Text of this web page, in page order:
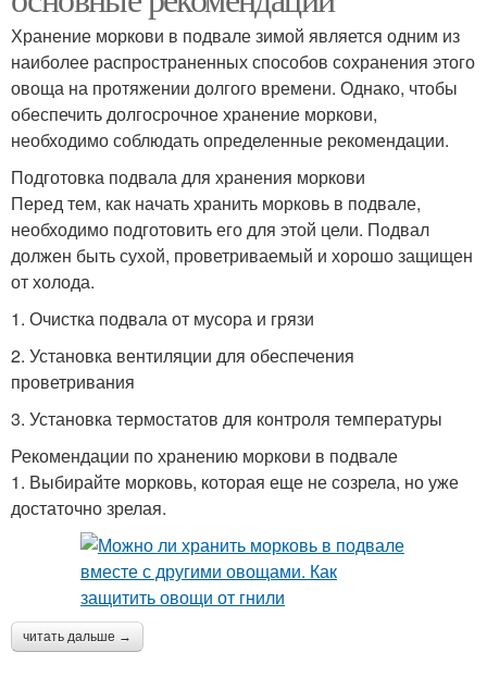
Хранение моркови в подвале зимой является одним из
наиболее распространенных способов сохранения этого
овоща на протяжении долгого времени. Однако, чтобы
обеспечить долгосрочное хранение моркови,
необходимо соблюдать определенные рекомендации.
Подготовка подвала для хранения моркови
Перед тем, как начать хранить морковь в подвале,
необходимо подготовить его для этой цели. Подвал
должен быть сухой, проветриваемый и хорошо защищен
от холода.
1. Очистка подвала от мусора и грязи
2. Установка вентиляции для обеспечения
проветривания
3. Установка термостатов для контроля температуры
Рекомендации по хранению моркови в подвале
1. Выбирайте морковь, которая еще не созрела, но уже
достаточно зрелая.
читать дальше →